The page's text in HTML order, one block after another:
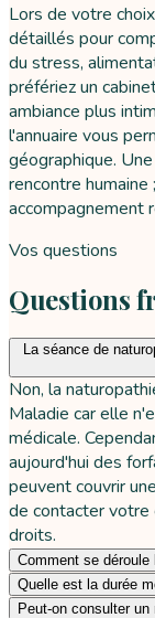
Lors de votre
détaillés pour
du stress,
préfériez un
ambiance plus
l'annuaire vous
géographique.
rencontre
accompagnement
Vos questions
Questions
La séance de
Non, la
Maladie car elle
médicale.
aujourd'hui des
peuvent couvrir
de contacter votre
droits.
Comment se déroule
Quelle est la durée
Peut-on consulter